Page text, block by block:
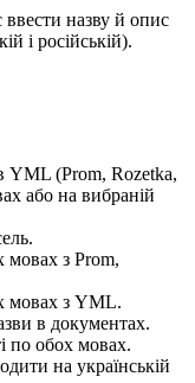
ввести назву й опис
і російській).
YML (Prom, Rozetka,
або на вибраній
мовах з Prom,
мовах з YML.
в документах.
по обох мовах.
на українській